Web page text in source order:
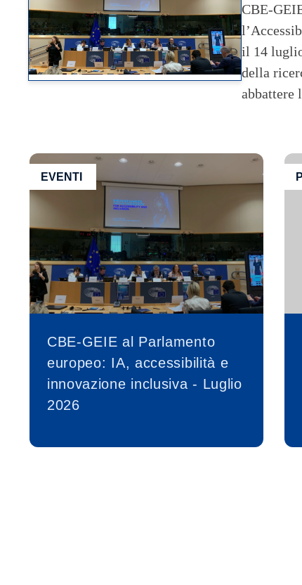
CBE-
il 14
della
abbattere
EVENTI
CBE-GEIE al Parlamento
europeo: IA, accessibilità e
innovazione inclusiva - Luglio
2026